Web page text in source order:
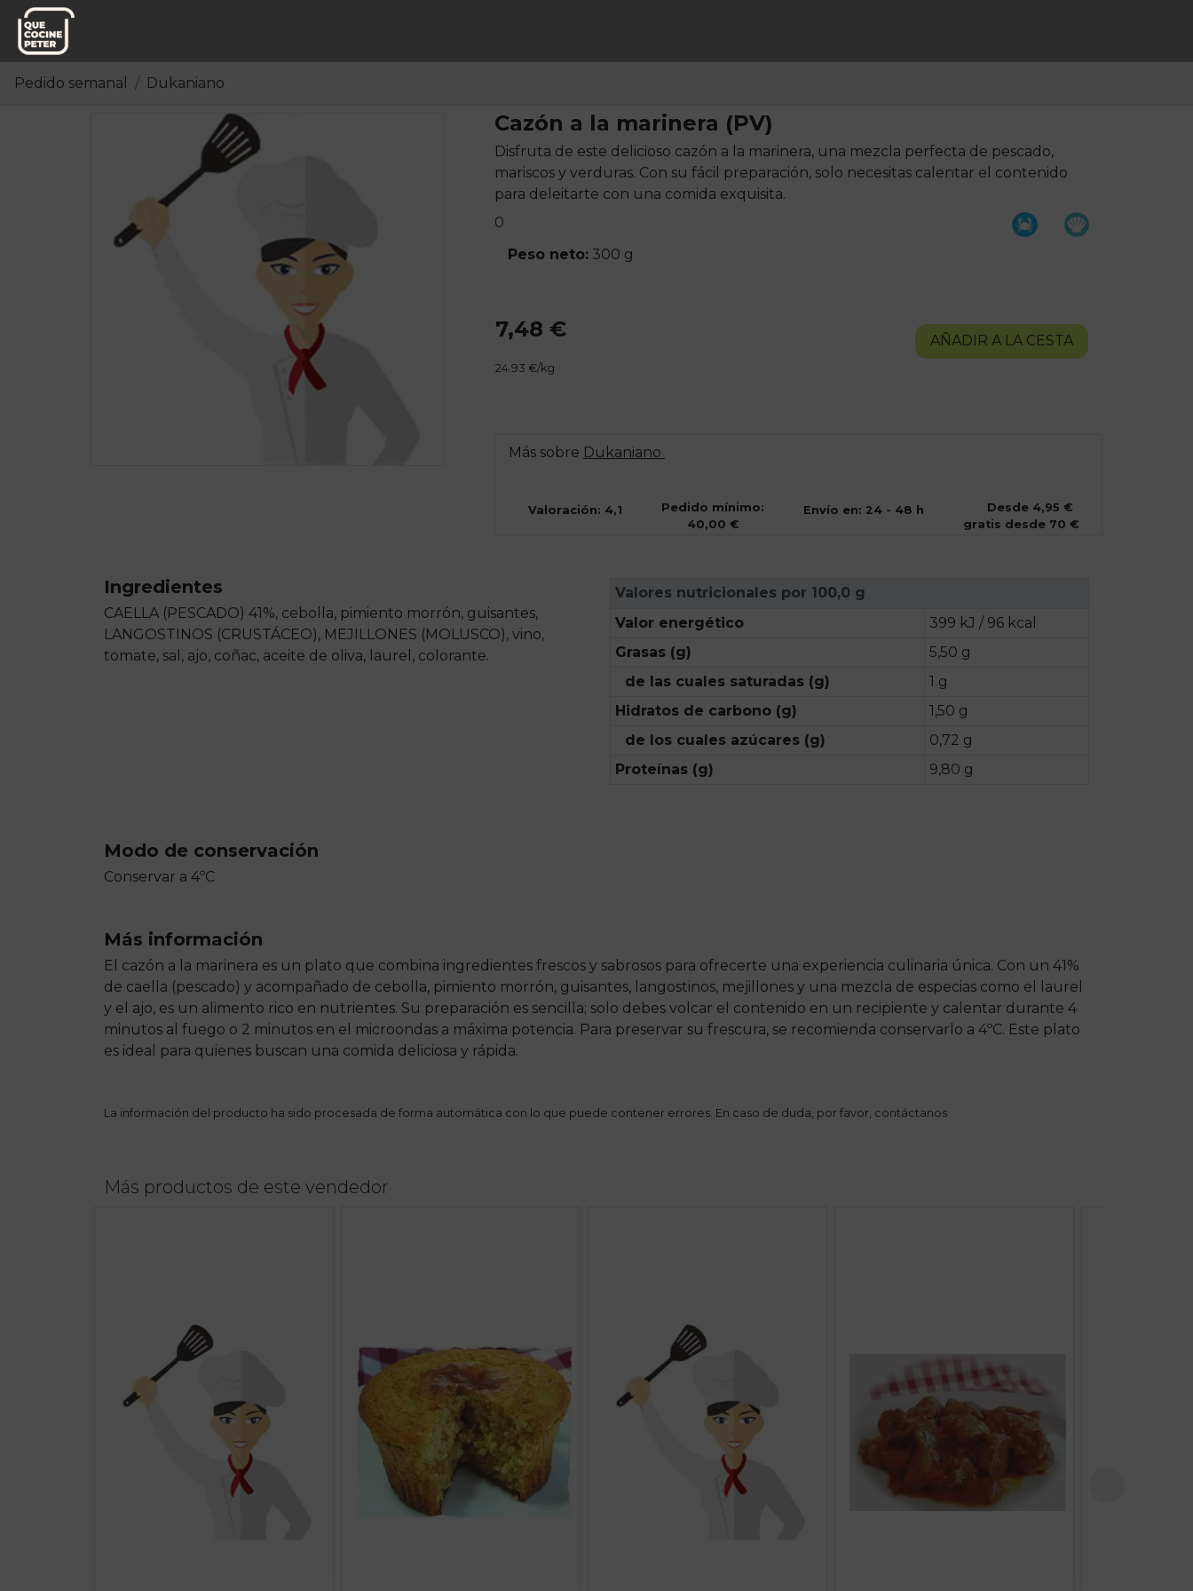
Pedido semanal Dukaniano
Cazón a la marinera (PV)
Disfruta de este delicioso cazón a la marinera, una mezcla perfecta de pescado,
mariscos y verduras. Con su fácil preparación, solo necesitas calentar el contenido
para deleitarte con una comida exquisita.
0
Peso neto: 300 g
7,48 €
24.93 €/kg
AÑADIR A LA CESTA
Más sobre Dukaniano
Valoración: 4,1
Pedido mínimo:
40,00 €
Envío en: 24 - 48 h
Desde 4,95 €
gratis desde 70 €
Ingredientes
CAELLA (PESCADO) 41%, cebolla, pimiento morrón, guisantes,
LANGOSTINOS (CRUSTÁCEO), MEJILLONES (MOLUSCO), vino,
tomate, sal, ajo, coñac, aceite de oliva, laurel, colorante.
Valores nutricionales por 100,0 g
Valor energético
399 kJ / 96 kcal
Grasas (g)
5,50 g
de las cuales saturadas (g)
1 g
Hidratos de carbono (g)
1,50 g
de los cuales azúcares (g)
0,72 g
Proteínas (g)
9,80 g
Modo de conservación
Conservar a 4ºC
Más información
El cazón a la marinera es un plato que combina ingredientes frescos y sabrosos para ofrecerte una experiencia culinaria única. Con un 41%
de caella (pescado) y acompañado de cebolla, pimiento morrón, guisantes, langostinos, mejillones y una mezcla de especias como el laurel
y el ajo, es un alimento rico en nutrientes. Su preparación es sencilla; solo debes volcar el contenido en un recipiente y calentar durante 4
minutos al fuego o 2 minutos en el microondas a máxima potencia. Para preservar su frescura, se recomienda conservarlo a 4ºC. Este plato
es ideal para quienes buscan una comida deliciosa y rápida.
La información del producto ha sido procesada de forma automática con lo que puede contener errores. En caso de duda, por favor, contáctanos
Más productos de este vendedor